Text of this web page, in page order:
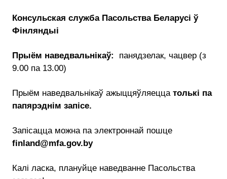
Консульская служба Пасольства Беларусі ў
Фінляндыі
Прыём наведвальнікаў:
панядзелак, чацвер (з
9.00 па 13.00)
Прыём наведвальнікаў ажыццяўляецца толькі па
папярэднім запісе.
Запісацца можна па электроннай пошце
finland@mfa.gov.by
Калі ласка, плануйце наведванне Пасольства